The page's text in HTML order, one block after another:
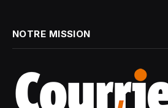
NOTRE MISSION